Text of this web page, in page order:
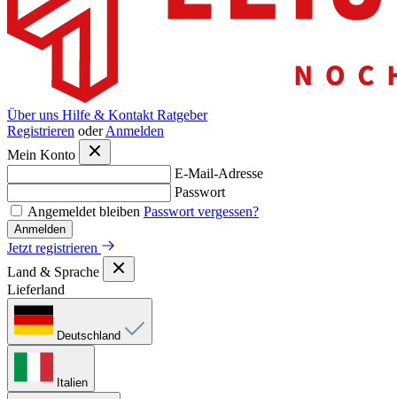
Über uns Hilfe & Kontakt Ratgeber
Registrieren oder Anmelden
Mein Konto
E-Mail-Adresse
Passwort
Angemeldet bleiben Passwort vergessen?
Anmelden
Jetzt registrieren
Land & Sprache
Lieferland
Deutschland
Italien